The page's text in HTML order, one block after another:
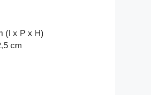
(l x P x H)
cm